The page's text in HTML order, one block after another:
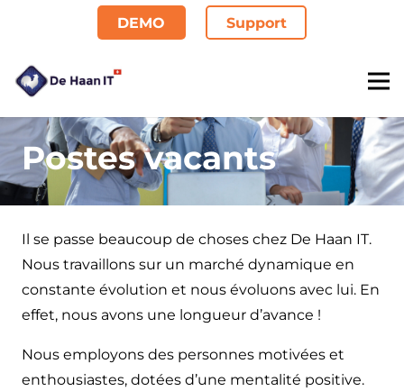
DEMO Support
Postes vacants
Il se passe beaucoup de choses chez De Haan IT.
Nous travaillons sur un marché dynamique en
constante évolution et nous évoluons avec lui. En
effet, nous avons une longueur d’avance !
Nous employons des personnes motivées et
enthousiastes, dotées d’une mentalité positive.